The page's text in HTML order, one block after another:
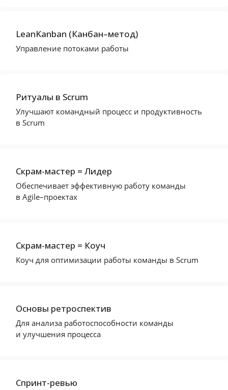
LeanKanban (Канбан–метод)
Управление потоками работы
Ритуалы в Scrum
Улучшают командный процесс и продуктивность
в Scrum
Скрам-мастер = Лидер
Обеспечивает эффективную работу команды
в Agile–проектах
Скрам-мастер = Коуч
Коуч для оптимизации работы команды в Scrum
Основы ретроспектив
Для анализа работоспособности команды
и улучшения процесса
Спринт-ревью